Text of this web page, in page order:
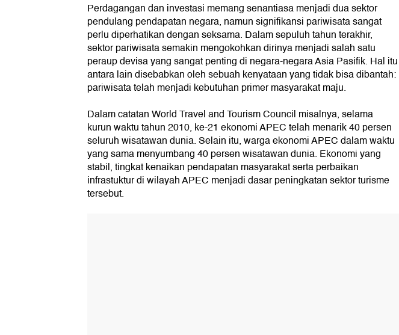
Perdagangan dan investasi memang senantiasa menjadi dua sektor
pendulang pendapatan negara, namun signifikansi pariwisata sangat
perlu diperhatikan dengan seksama. Dalam sepuluh tahun terakhir,
sektor pariwisata semakin mengokohkan dirinya menjadi salah satu
peraup devisa yang sangat penting di negara-negara Asia Pasifik. Hal itu
antara lain disebabkan oleh sebuah kenyataan yang tidak bisa dibantah:
pariwisata telah menjadi kebutuhan primer masyarakat maju.
Dalam catatan World Travel and Tourism Council misalnya, selama
kurun waktu tahun 2010, ke-21 ekonomi APEC telah menarik 40 persen
seluruh wisatawan dunia. Selain itu, warga ekonomi APEC dalam waktu
yang sama menyumbang 40 persen wisatawan dunia. Ekonomi yang
stabil, tingkat kenaikan pendapatan masyarakat serta perbaikan
infrastuktur di wilayah APEC menjadi dasar peningkatan sektor turisme
tersebut.